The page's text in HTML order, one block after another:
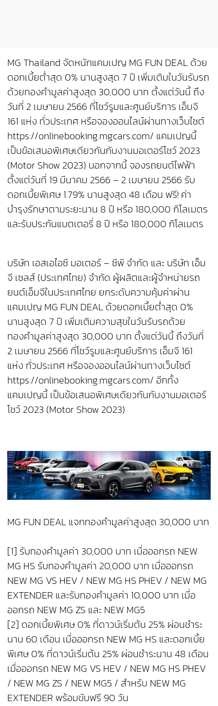
MG Thailand จัดหนักแคมเปญ MG FUN DEAL ด้วย
ดอกเบี้ยต่ำสุด 0% นานสูงสุด 7 ปี เพิ่มเติมในวันรับรถ
ด้วยทองคำมูลค่าสูงสุด 30,000 บาท ตั้งแต่วันนี้ ถึง
วันที่ 2 เมษายน 2566 ที่โชว์รูมและศูนย์บริการ เอ็มจี
161 แห่ง ทั่วประเทศ หรือจองออนไลน์ผ่านทางเว็บไซต์
https://onlinebooking.mgcars.com/ แคมเปญนี้
เป็นข้อเสนอพิเศษเดียวกันกับงานมอเตอร์โชว์ 2023
(Motor Show 2023) นอกจากนี้ จองรถยนต์ไฟฟ้า
ตั้งแต่วันที่ 19 มีนาคม 2566 – 2 เมษายน 2566 รับ
ดอกเบี้ยพิเศษ 1.79% นานสูงสุด 48 เดือน ฟรี! ค่า
บำรุงรักษาตามระยะนาน 8 ปี หรือ 180,000 กิโลเมตร
และรับประกันแบตเตอรี่ 8 ปี หรือ 180,000 กิโลเมตร
บริษัท เอสเอไอซี มอเตอร์ – ซีพี จำกัด และ บริษัท เอ็ม
จี เซลส์ (ประเทศไทย) จำกัด ผู้ผลิตและผู้จำหน่ายรถ
ยนต์เอ็มจีในประเทศไทย ยกระดับความคุ้มค่าผ่าน
แคมเปญ MG FUN DEAL ด้วยดอกเบี้ยต่ำสุด 0%
นานสูงสุด 7 ปี เพิ่มเติมความสุขในวันรับรถด้วย
ทองคำมูลค่าสูงสุด 30,000 บาท ตั้งแต่วันนี้ ถึงวันที่
2 เมษายน 2566 ที่โชว์รูมและศูนย์บริการ เอ็มจี 161
แห่ง ทั่วประเทศ หรือจองออนไลน์ผ่านทางเว็บไซต์
https://onlinebooking.mgcars.com/ อีกทั้ง
แคมเปญนี้ เป็นข้อเสนอพิเศษเดียวกันกับงานมอเตอร์
โชว์ 2023 (Motor Show 2023)
MG FUN DEAL แจกทองคำมูลค่าสูงสุด 30,000 บาท
[1] รับทองคำมูลค่า 30,000 บาท เมื่อออกรถ NEW
MG HS รับทองคำมูลค่า 20,000 บาท เมื่อออกรถ
NEW MG VS HEV / NEW MG HS PHEV / NEW MG
EXTENDER และรับทองคำมูลค่า 10,000 บาท เมื่อ
ออกรถ NEW MG ZS และ NEW MG5
[2] ดอกเบี้ยพิเศษ 0% ที่ดาวน์เริ่มต้น 25% ผ่อนชำระ
นาน 60 เดือน เมื่อออกรถ NEW MG HS และดอกเบี้ย
พิเศษ 0% ที่ดาวน์เริ่มต้น 25% ผ่อนชำระนาน 48 เดือน
เมื่อออกรถ NEW MG VS HEV / NEW MG HS PHEV
/ NEW MG ZS / NEW MG5 / สำหรับ NEW MG
EXTENDER พร้อมขับฟรี 90 วัน